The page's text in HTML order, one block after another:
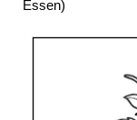
Essen)